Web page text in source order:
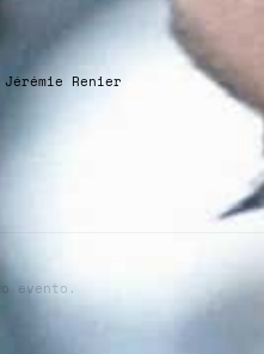
Renier
evento.